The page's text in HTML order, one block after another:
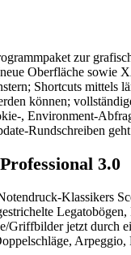
zur
Oberfläche
Shortcuts mittels
können;
, Environment-
Rundschreiben
3.0
Klassikers
Griffbilder jetzt durch